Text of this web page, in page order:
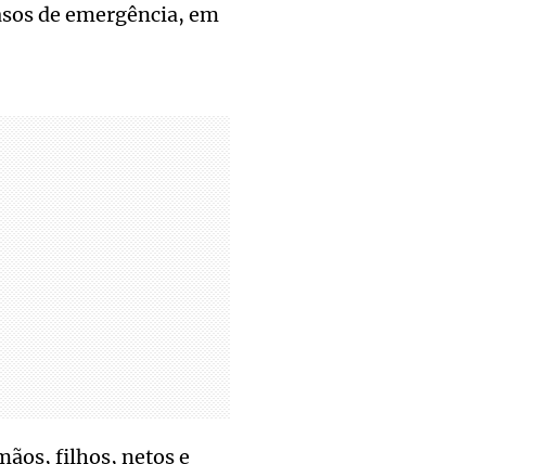
de emergência, em
filhos, netos e